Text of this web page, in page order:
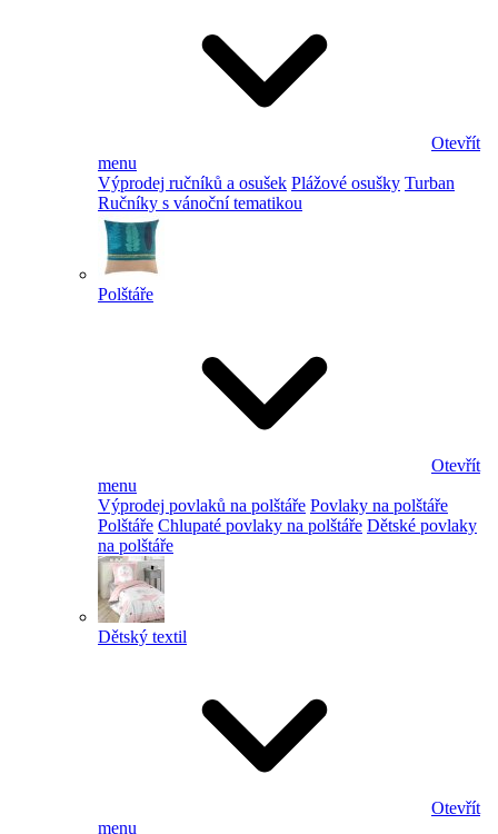
Otevřít
menu
Výprodej ručníků a osušek Plážové osušky Turban
Ručníky s vánoční tematikou
Polštáře
Otevřít
menu
Výprodej povlaků na polštáře Povlaky na polštáře
Polštáře Chlupaté povlaky na polštáře Dětské povlaky
na polštáře
Dětský textil
Otevřít
menu